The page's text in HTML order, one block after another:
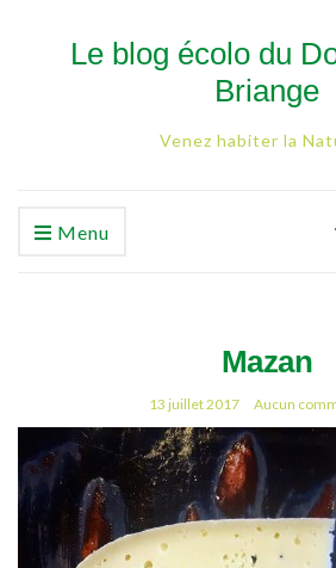
Le blog écolo du
Briange
Venez habiter la
Menu
Mazan
13 juillet 2017 Aucun